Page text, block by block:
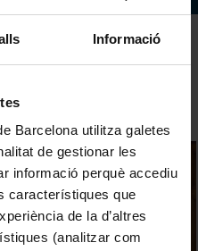
Informació
Barcelona utilitza galetes
de gestionar les
informació perquè accediu
característiques que
de la d’altres
(analitzar com